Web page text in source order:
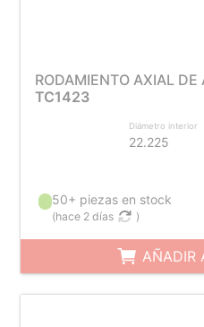
RODAMIENTO AXIAL DE
TC1423
Diámetro interior
22.225
50+ piezas en stock
(hace 2 días )
AÑADIR